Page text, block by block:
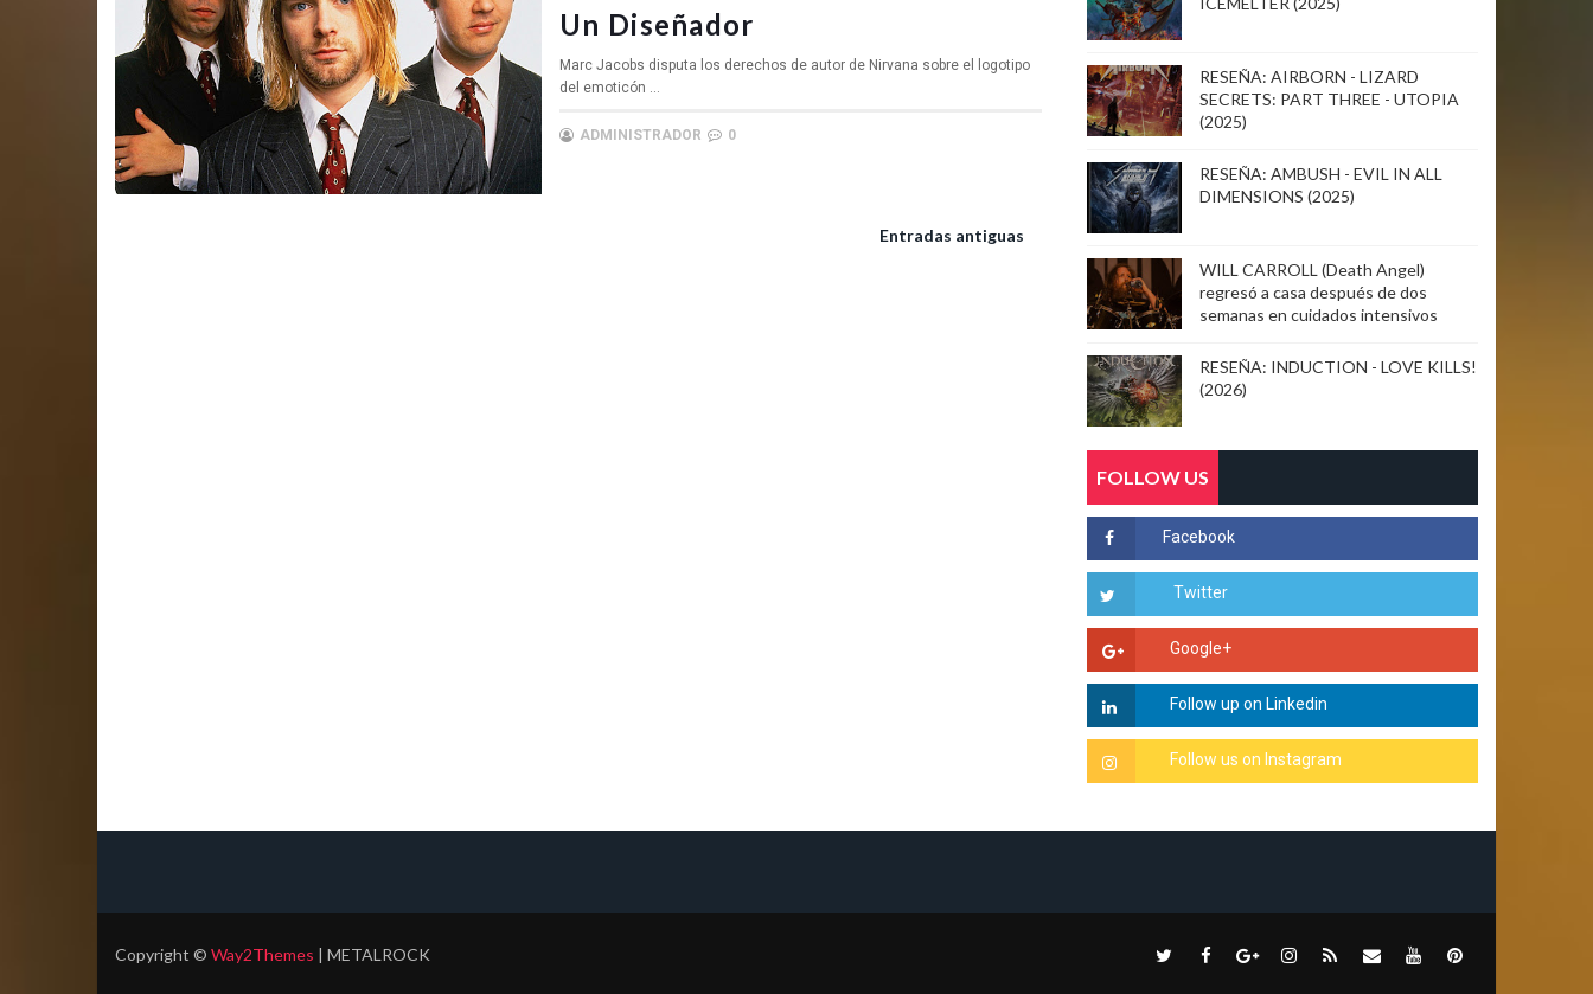
Un Diseñador
Marc Jacobs disputa los derechos de autor de Nirvana sobre el logotipo
del emoticón ...
ADMINISTRADOR 0
Entradas antiguas
RESEÑA: AIRBORN - LIZARD
SECRETS: PART THREE - UTOPIA
(2025)
RESEÑA: AMBUSH - EVIL IN ALL
DIMENSIONS (2025)
WILL CARROLL (Death Angel)
regresó a casa después de dos
semanas en cuidados intensivos
RESEÑA: INDUCTION - LOVE KILLS!
(2026)
FOLLOW US
Copyright © Way2Themes | METALROCK